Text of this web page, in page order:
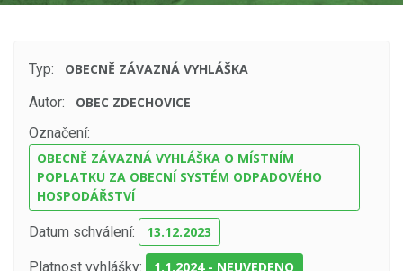
Typ:
OBECNĚ ZÁVAZNÁ VYHLÁŠKA
Autor:
OBEC ZDECHOVICE
Označení:
OBECNĚ ZÁVAZNÁ VYHLÁŠKA O MÍSTNÍM
POPLATKU ZA OBECNÍ SYSTÉM ODPADOVÉHO
HOSPODÁŘSTVÍ
Datum schválení: 13.12.2023
Platnost vyhlášky: 1.1.2024 - NEUVEDENO